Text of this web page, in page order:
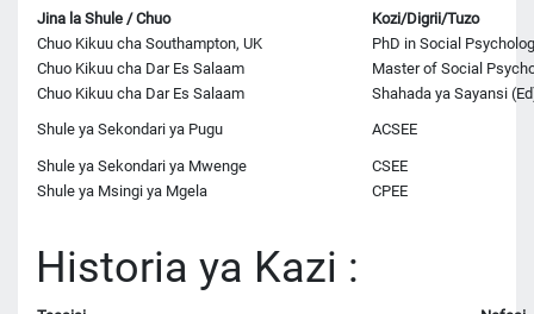
Jina la Shule / Chuo
Kozi/Digrii/Tuzo
Chuo Kikuu cha Southampton, UK
PhD in Social
Chuo Kikuu cha Dar Es Salaam
Master of Social
Chuo Kikuu cha Dar Es Salaam
Shahada ya Sayansi
Shule ya Sekondari ya Pugu
ACSEE
Shule ya Sekondari ya Mwenge
CSEE
Shule ya Msingi ya Mgela
CPEE
Historia ya Kazi :